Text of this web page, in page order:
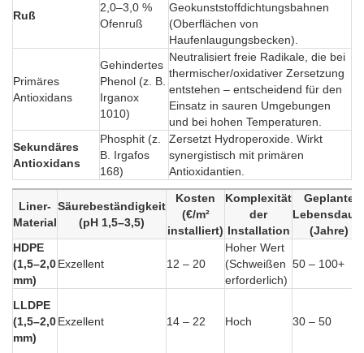
Ruß
2,0–3,0 %
Ofenruß
Geokunststoffdichtungsbahnen
(Oberflächen von
Haufenlaugungsbecken).
Primäres
Antioxidans
Gehindertes
Phenol (z. B.
Irganox
1010)
Neutralisiert freie Radikale, die bei
thermischer/oxidativer Zersetzung
entstehen – entscheidend für den
Einsatz in sauren Umgebungen
und bei hohen Temperaturen.
Sekundäres
Antioxidans
Phosphit (z.
B. Irgafos
168)
Zersetzt Hydroperoxide. Wirkt
synergistisch mit primären
Antioxidantien.
Liner-
Material
Säurebeständigkeit
(pH 1,5–3,5)
Kosten
(€/m²
installiert)
Komplexität
der
Installation
Geplante
(Jahre)
HDPE
(1,5–2,0
mm)
Exzellent 12 – 20
Hoher Wert
(Schweißen
erforderlich)
50 – 100+
LLDPE
(1,5–2,0
mm)
Exzellent 14 – 22 Hoch 30 – 50